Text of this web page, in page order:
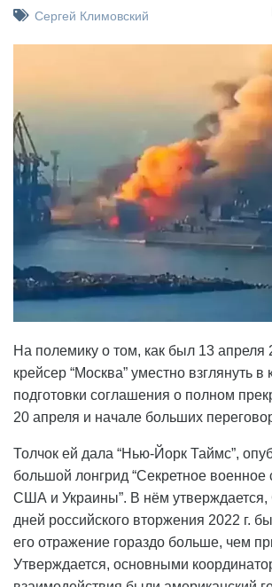
Сергей Климовский
На полемику о том, как был 13 апреля
крейсер “Москва” уместно взглянуть в
подготовки соглашения о полном
20 апреля и начале больших
Толчок ей дала “Нью-Йорк Таймс”,
большой лонгрид “Секретное военное
США и Украины”. В нём
дней российского вторжения 2022 г.
его отражение гораздо больше, чем
Утверждается, основными